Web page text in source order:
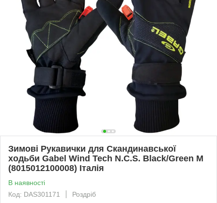
Зимові Рукавички для Cкандинавської
ходьби Gabel Wind Tech N.C.S. Black/Green M
(8015012100008) Італія
В наявності
Код: DAS301171
Роздріб